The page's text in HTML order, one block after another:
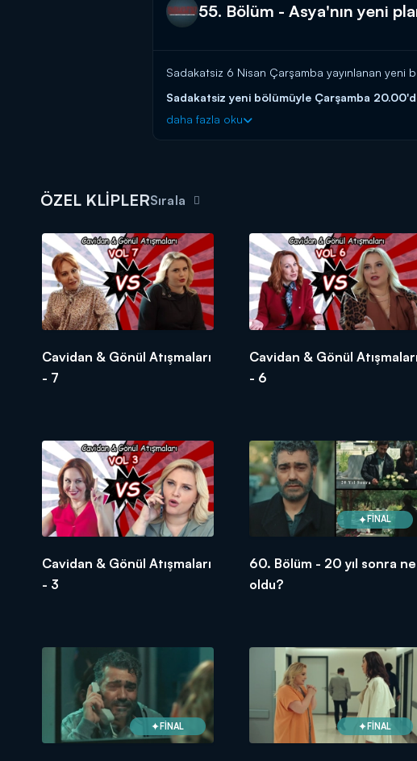
55. Bölüm - Asya'nın yeni
Sadakatsiz 6 Nisan Çarşamba yayınlanan yeni
Sadakatsiz yeni bölümüyle Çarşamba
daha fazla oku
ÖZEL KLİPLERSırala
Cavidan & Gönül Atışmaları
- 7
Cavidan & Gönül Atışmaları
- 6
Cavidan & Gönül Atışmaları
- 3
FİNAL
60. Bölüm - 20 yıl sonra ne
oldu?
FİNAL FİNAL